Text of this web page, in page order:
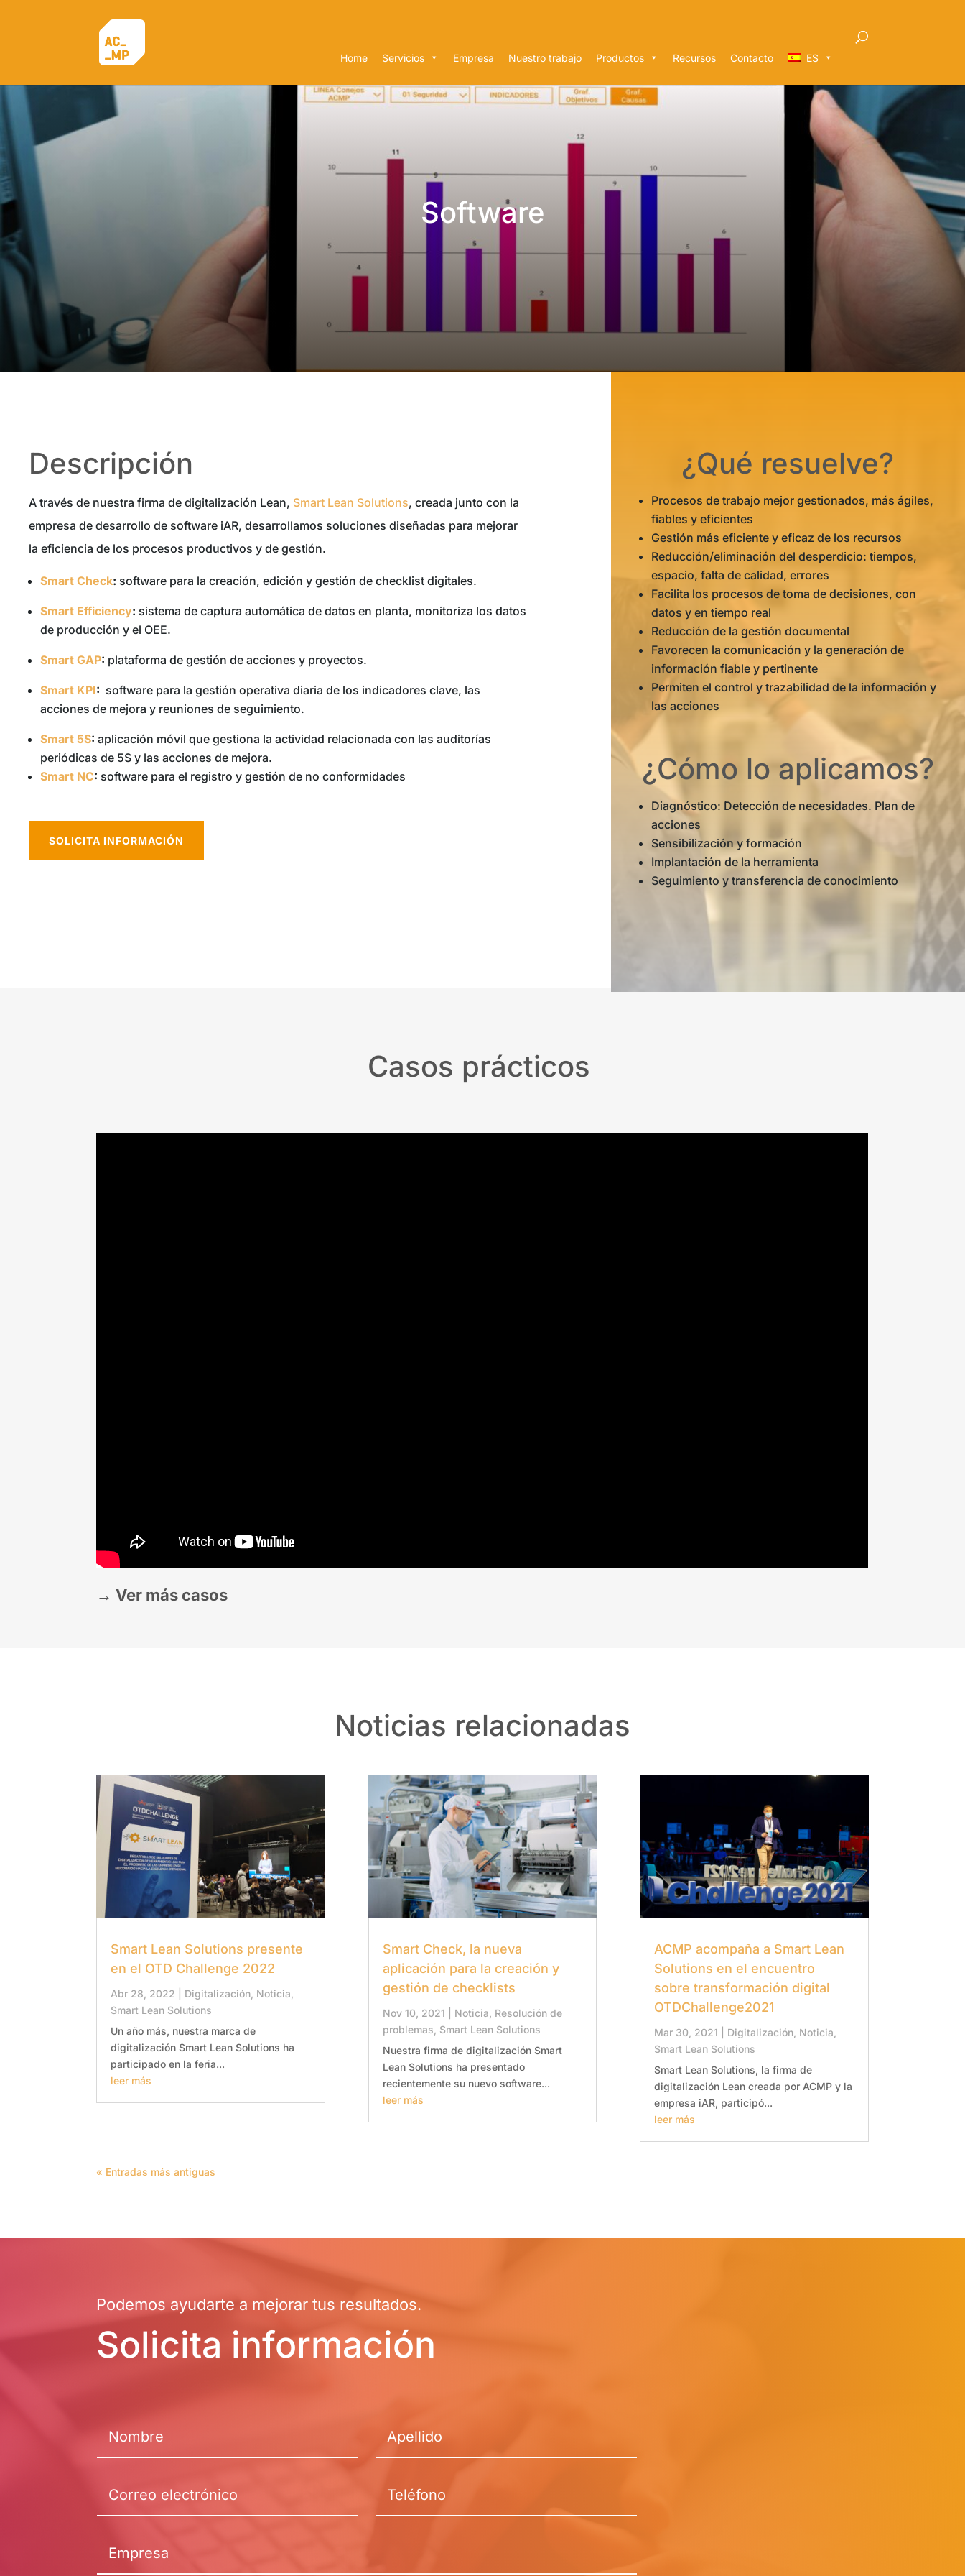
Home Servicios Empresa Nuestro trabajo Productos Recursos Contacto ES
Software
Descripción
A través de nuestra firma de digitalización Lean, Smart Lean Solutions, creada junto con la
empresa de desarrollo de software iAR, desarrollamos soluciones diseñadas para mejorar
la eficiencia de los procesos productivos y de gestión.
Smart Check: software para la creación, edición y gestión de checklist digitales.
Smart Efficiency: sistema de captura automática de datos en planta, monitoriza los datos
de producción y el OEE.
Smart GAP: plataforma de gestión de acciones y proyectos.
Smart KPI: software para la gestión operativa diaria de los indicadores clave, las
acciones de mejora y reuniones de seguimiento.
Smart 5S: aplicación móvil que gestiona la actividad relacionada con las auditorías
periódicas de 5S y las acciones de mejora.
Smart NC: software para el registro y gestión de no conformidades
SOLICITA INFORMACIÓN
¿Qué resuelve?
Procesos de trabajo mejor gestionados, más ágiles,
fiables y eficientes
Gestión más eficiente y eficaz de los recursos
Reducción/eliminación del desperdicio: tiempos,
espacio, falta de calidad, errores
Facilita los procesos de toma de decisiones, con
datos y en tiempo real
Reducción de la gestión documental
Favorecen la comunicación y la generación de
información fiable y pertinente
Permiten el control y trazabilidad de la información y
las acciones
¿Cómo lo aplicamos?
Diagnóstico: Detección de necesidades. Plan de
acciones
Sensibilización y formación
Implantación de la herramienta
Seguimiento y transferencia de conocimiento
Casos prácticos
→Ver más casos
Noticias relacionadas
Smart Lean Solutions presente
en el OTD Challenge 2022
Abr 28, 2022 Digitalización Noticia
Smart Lean Solutions
Un año más, nuestra marca de
digitalización Smart Lean Solutions ha
participado en la feria...
leer más
Smart Check, la nueva
aplicación para la creación y
gestión de checklists
Nov 10, 2021 Noticia Resolución de
problemas Smart Lean Solutions
Nuestra firma de digitalización Smart
Lean Solutions ha presentado
recientemente su nuevo software...
leer más
ACMP acompaña a Smart Lean
Solutions en el encuentro
sobre transformación digital
OTDChallenge2021
Mar 30, 2021 Digitalización, Noticia
Smart Lean Solutions
Smart Lean Solutions, la firma de
digitalización Lean creada por ACMP y la
empresa iAR, participó...
leer más
« Entradas más antiguas
Podemos ayudarte a mejorar tus resultados.
Solicita información